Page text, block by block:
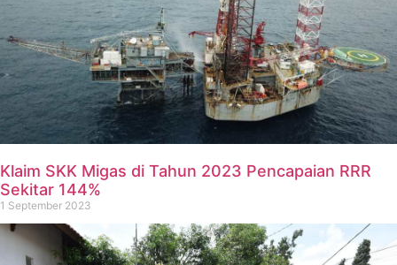
Klaim SKK Migas di Tahun 2023 Pencapaian RRR
Sekitar 144%
1 September 2023